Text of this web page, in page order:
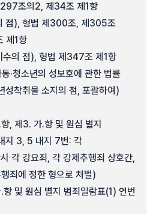
조의2, 제34조 제1항
점), 형법 제300조, 제305조
제1항
수의 점), 형법 제347조 제1항
·청소년의 성보호에 관한 법률
성착취물 소지의 점, 포괄하여)
, 제3. 가.항 및 원심 별지
지 3, 5 내지 7번: 각
각 강요죄, 각 강제추행죄 상호간,
죄에 정한 형으로 처벌)
및 원심 별지 범죄일람표(1) 연번